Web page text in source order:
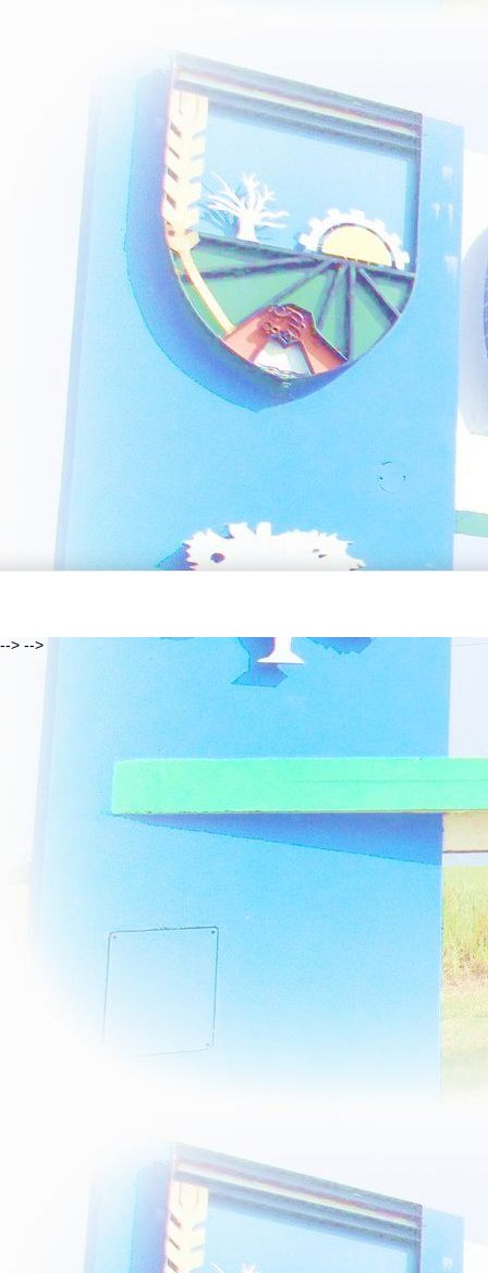
--> -->